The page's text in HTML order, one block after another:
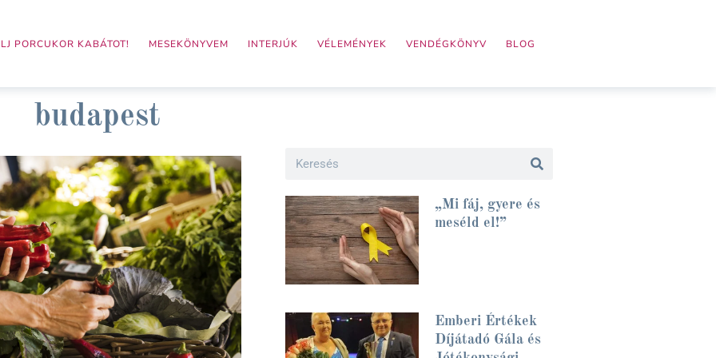
PORCUKOR KABÁTOT! MESEKÖNYVEM INTERJÚK VÉLEMÉNYEK VENDÉGKÖNYV BLOG
budapest
Search
„Mi fáj, gyere és
meséld el!”
Emberi Értékek
Díjátadó Gála és